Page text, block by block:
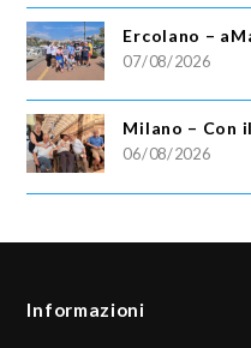
Ercolano –
07/08/2026
Milano – Con
06/08/2026
Informazioni